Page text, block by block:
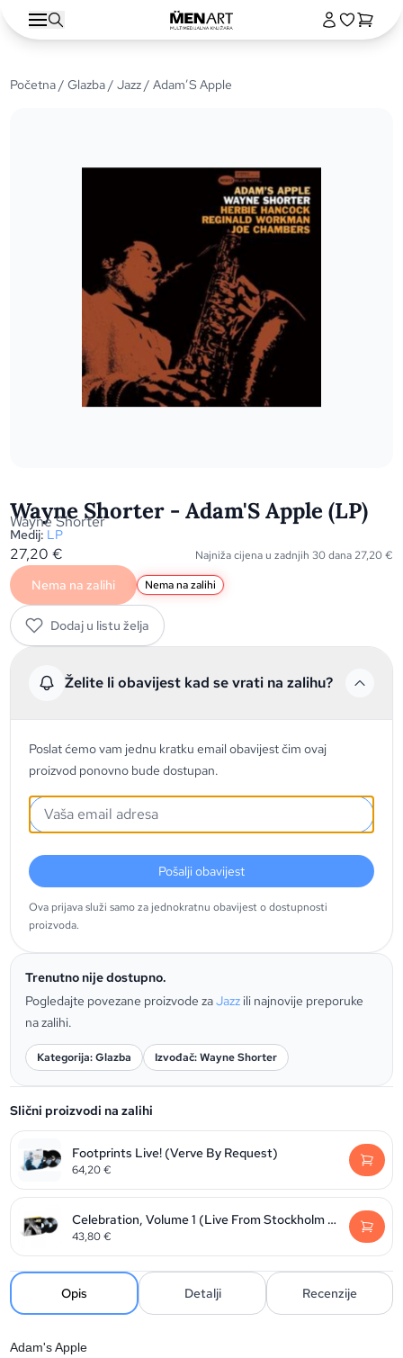
Početna/Glazba/Jazz/ Adam’S Apple
Wayne Shorter - Adam'S Apple (LP)
Wayne Shorter
Medij: LP
27,20€ Najniža cijena u zadnjih 30 dana 27,20€
Nema na zalihi Nema na zalihi
Dodaj u listu želja
Želite li obavijest kad se vrati na zalihu?
Poslat ćemo vam jednu kratku email obavijest čim ovaj
proizvod ponovno bude dostupan.
Pošalji obavijest
Ova prijava služi samo za jednokratnu obavijest o dostupnosti
proizvoda.
Trenutno nije dostupno.
Pogledajte povezane proizvode zaJazz ili najnovije preporuke
na zalihi.
Kategorija: Glazba Izvođač: Wayne Shorter
Slični proizvodi na zalihi
Footprints Live! (Verve By Request)
64,20€
Celebration, Volume 1 (Live From Stockholm 2014)
43,80€
Opis Detalji Recenzije
Adam's Apple